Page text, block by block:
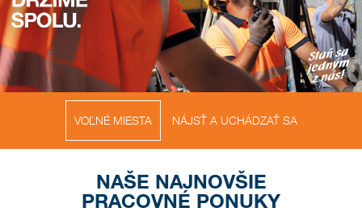
VOĽNÉ MIESTA NÁJSŤ A UCHÁDZAŤ SA
NAŠE NAJNOVŠIE
PRACOVNÉ PONUKY